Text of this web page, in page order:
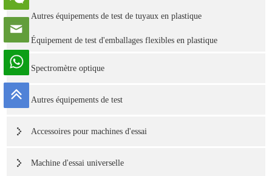
Autres équipements de test de tuyaux en plastique
Équipement de test d'emballages flexibles en plastique
Spectromètre optique
Autres équipements de test
Accessoires pour machines d'essai
Machine d'essai universelle